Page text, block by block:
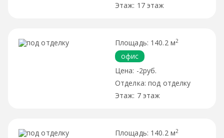
17 этаж
140.2 м2
офис
-2руб.
под отделку
7 этаж
140.2 м2